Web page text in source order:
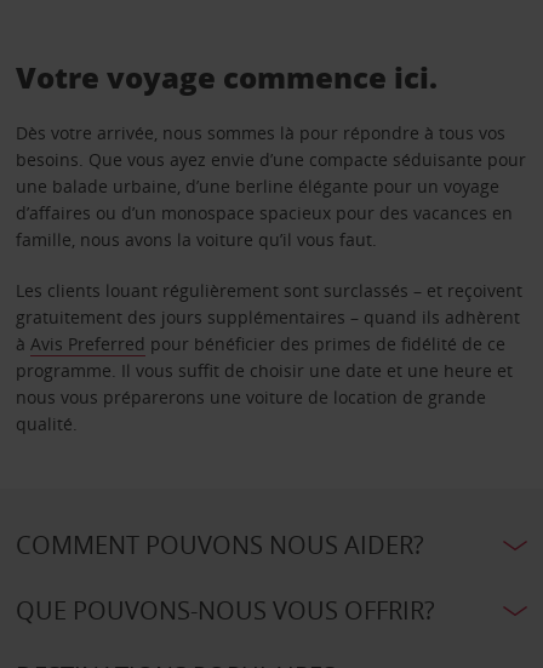
Votre voyage commence ici.
Dès votre arrivée, nous sommes là pour répondre à tous vos
besoins. Que vous ayez envie d’une compacte séduisante pour
une balade urbaine, d’une berline élégante pour un voyage
d’affaires ou d’un monospace spacieux pour des vacances en
famille, nous avons la voiture qu’il vous faut.
Les clients louant régulièrement sont surclassés – et reçoivent
gratuitement des jours supplémentaires – quand ils adhèrent
à Avis Preferred pour bénéficier des primes de fidélité de ce
programme. Il vous suffit de choisir une date et une heure et
nous vous préparerons une voiture de location de grande
qualité.
COMMENT POUVONS NOUS AIDER?
QUE POUVONS-NOUS VOUS OFFRIR?